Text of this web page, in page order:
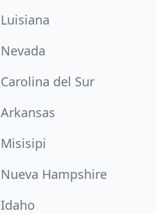
Luisiana
Nevada
Carolina del Sur
Arkansas
Misisipi
Nueva Hampshire
Idaho